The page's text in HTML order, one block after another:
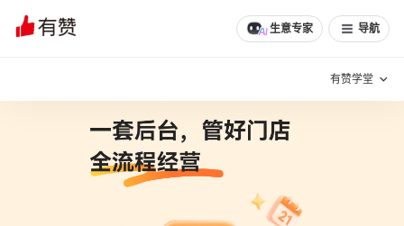
生意专家 导航
有赞学堂
增长方法
有赞专家说
文章 问诊 分享